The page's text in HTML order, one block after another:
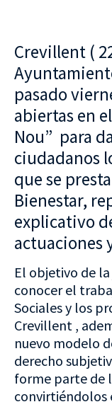
Crevillent (
pasado
abiertas en
Nou” para
ciudadanos
que se
Bienestar,
explicativo
actuaciones
El objetivo de
conocer el
Sociales y los
Crevillent ,
nuevo modelo
derecho
forme parte de
convirtiéndolos